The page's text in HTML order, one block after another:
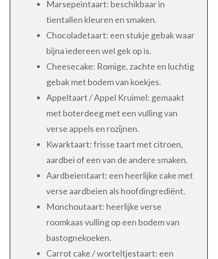
Marsepeintaart: beschikbaar in
tientallen kleuren en smaken.
Chocoladetaart: een stukje gebak waar
bijna iedereen wel gek op is.
Cheesecake: Romige, zachte en luchtig
gebak met bodem van koekjes.
Appeltaart / Appel Kruimel: gemaakt
met boterdeeg met een vulling van
verse appels en rozijnen.
Kwarktaart: frisse taart met citroen,
aardbei of een van de andere smaken.
Aardbeientaart: een heerlijke cake met
verse aardbeien als hoofdingrediënt.
Monchoutaart: heerlijke verse
roomkaas vulling op een bodem van
bastognekoeken.
Carrot cake / worteltjestaart: een